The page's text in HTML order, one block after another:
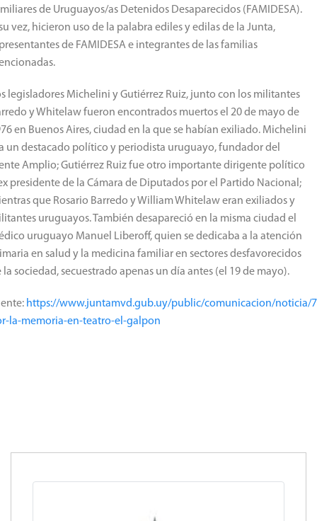
de Uruguayos/as Detenidos Desaparecidos (FAMIDESA).
vez, hicieron uso de la palabra ediles y edilas de la Junta,
de FAMIDESA e integrantes de las familias
legisladores Michelini y Gutiérrez Ruiz, junto con los militantes
y Whitelaw fueron encontrados muertos el 20 de mayo de
en Buenos Aires, ciudad en la que se habían exiliado. Michelini
un destacado político y periodista uruguayo, fundador del
Amplio; Gutiérrez Ruiz fue otro importante dirigente político
presidente de la Cámara de Diputados por el Partido Nacional;
que Rosario Barredo y William Whitelaw eran exiliados y
uruguayos. También desapareció en la misma ciudad el
uruguayo Manuel Liberoff, quien se dedicaba a la atención
en salud y la medicina familiar en sectores desfavorecidos
la sociedad, secuestrado apenas un día antes (el 19 de mayo).
https://www.juntamvd.gub.uy/public/comunicacion/noticia/
la-memoria-en-teatro-el-galpon